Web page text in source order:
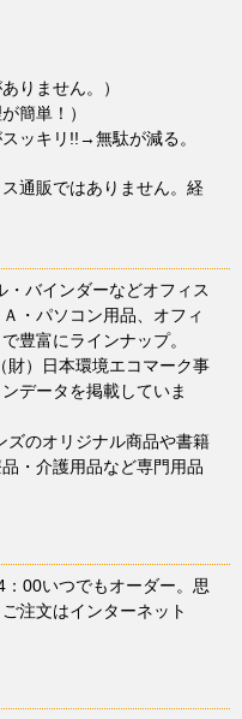
りません。）
簡単！）
ッキリ!!→無駄が減る。
通販ではありません。経
・バインダーなどオフィス
・パソコン用品、オフィ
豊富にラインナップ。
財）日本環境エコマーク事
データを掲載していま
ズのオリジナル商品や書籍
・介護用品など専門用品
00いつでもオーダー。思
注文はインターネット